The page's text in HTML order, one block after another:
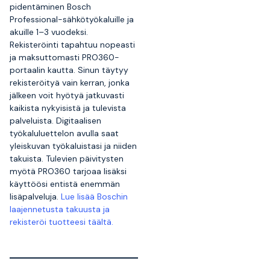
pidentäminen Bosch
Professional-sähkötyökaluille ja
akuille 1–3 vuodeksi.
Rekisteröinti tapahtuu nopeasti
ja maksuttomasti PRO360-
portaalin kautta. Sinun täytyy
rekisteröityä vain kerran, jonka
jälkeen voit hyötyä jatkuvasti
kaikista nykyisistä ja tulevista
palveluista. Digitaalisen
työkaluluettelon avulla saat
yleiskuvan työkaluistasi ja niiden
takuista. Tulevien päivitysten
myötä PRO360 tarjoaa lisäksi
käyttöösi entistä enemmän
lisäpalveluja. Lue lisää Boschin
laajennetusta takuusta ja
rekisteröi tuotteesi täältä.